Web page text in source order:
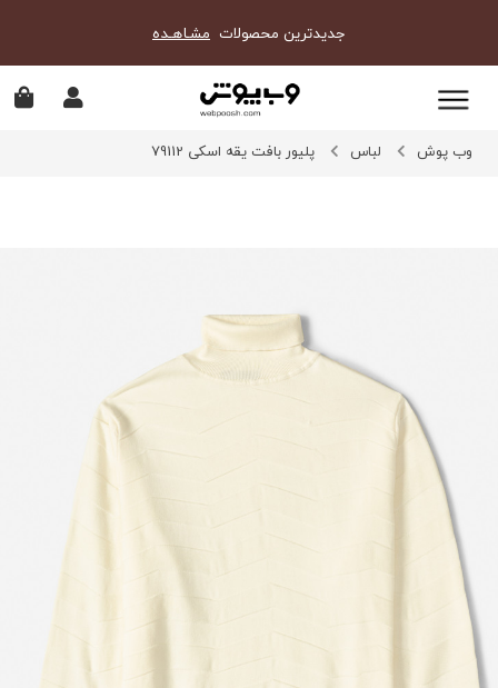
جدیدترین محصولات مشـاهـده
وب پوش لباس پلیور بافت یقه اسکی 79112